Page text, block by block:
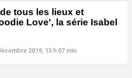
tous les lieux et
Love', la série Isabel
2019, 13 h 07 min